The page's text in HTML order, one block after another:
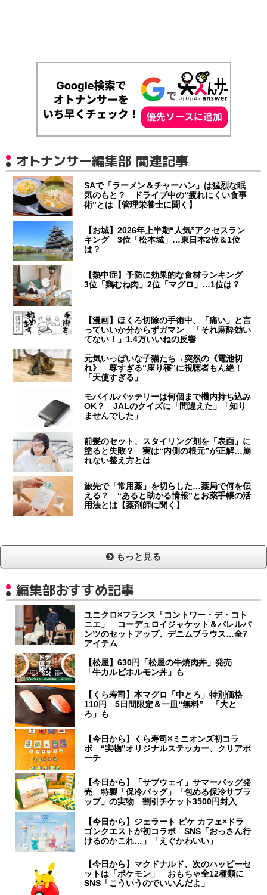
オトナンサー編集部 関連記事
SAで「ラーメン＆チャーハン」は猛烈な眠
気のもと？ ドライブ中の“疲れにくい食事
術”とは【管理栄養士に聞く】
【お城】2026年上半期“人気”アクセスラン
キング 3位「松本城」…東日本2位＆1位
は？
【熱中症】予防に効果的な食材ランキング
3位「鶏むね肉」2位「マグロ」…1位は？
【漫画】ほくろ切除の手術中、「痛い」と言
っていいか分からずガマン 「それ麻酔効い
てない！」1.4万いいねの反響
元気いっぱいな子猫たち→突然の《電池切
れ》 尊すぎる“座り寝”に視聴者もん絶！
「天使すぎる」
モバイルバッテリーは何個まで機内持ち込み
OK？ JALのクイズに「間違えた」「知り
ませんでした」
前髪のセット、スタイリング剤を「表面」に
塗ると失敗？ 実は“内側の根元”が正解…崩
れない整え方とは
旅先で「常用薬」を切らした…薬局で何を伝
える？ “あると助かる情報”とお薬手帳の活
用法とは【薬剤師に聞く】
もっと見る
編集部おすすめ記事
ユニクロ×フランス「コントワー・デ・コト
ニエ」 コーデュロイジャケット＆バレルパ
ンツのセットアップ、デニムブラウス…全7
アイテム
【松屋】630円「松屋の牛焼肉丼」発売
「牛カルビホルモン丼」も
【くら寿司】本マグロ「中とろ」特別価格
110円 5日間限定＆一皿“無料” 「大と
ろ」も
【今日から】くら寿司×ミニオンズ初コラ
ボ “実物”オリジナルステッカー、クリアポ
ーチ
【今日から】「サブウェイ」サマーバッグ発
売 特製「保冷バッグ」「包める保冷サブラ
ップ」の実物 割引チケット3500円封入
【今日から】ジェラート ピケ カフェ×ドラ
ゴンクエストが初コラボ SNS「おっさん行
けるのかこれ…」「えぐかわいい」
【今日から】マクドナルド、次のハッピーセ
ットは「ポケモン」 おもちゃ全12種類に
SNS「こういうのでいいんだよ」